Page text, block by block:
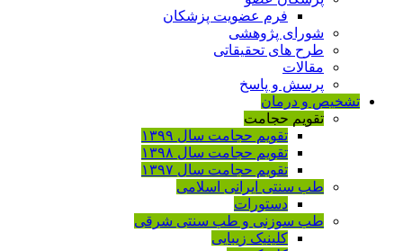
فرم عضویت پزشکان
شورای پژوهشی
طرح های تحقیقاتی
مقالات
پرسش و پاسخ
تشخیص و درمان
تقویم حجامت
تقویم حجامت سال ۱۳۹۹
تقویم حجامت سال ۱۳۹۸
تقویم حجامت سال ۱۳۹۷
طب سنتی ایرانی اسلامی
دستورات
طب سوزنی و طب سنتی شرقی
کلینیک زیبایی